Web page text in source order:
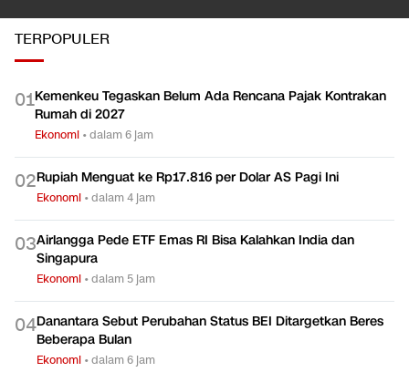
Ekonomi
TERPOPULER
0 1
Rumah di 2027
Ekonomi•dalam 6 jam
02Rupiah Menguat ke Rp17.816 per Dolar AS Pagi Ini
Ekonomi•dalam 4 jam
0 3
Singapura
Ekonomi•dalam 5 jam